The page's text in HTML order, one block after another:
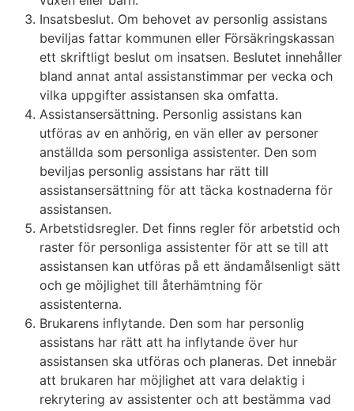
Insatsbeslut. Om behovet av personlig assistans
beviljas fattar kommunen eller Försäkringskassan
ett skriftligt beslut om insatsen. Beslutet innehåller
bland annat antal assistanstimmar per vecka och
vilka uppgifter assistansen ska omfatta.
Assistansersättning. Personlig assistans kan
utföras av en anhörig, en vän eller av personer
anställda som personliga assistenter. Den som
beviljas personlig assistans har rätt till
assistansersättning för att täcka kostnaderna för
assistansen.
Arbetstidsregler. Det finns regler för arbetstid och
raster för personliga assistenter för att se till att
assistansen kan utföras på ett ändamålsenligt sätt
och ge möjlighet till återhämtning för
assistenterna.
Brukarens inflytande. Den som har personlig
assistans har rätt att ha inflytande över hur
assistansen ska utföras och planeras. Det innebär
att brukaren har möjlighet att vara delaktig i
rekrytering av assistenter och att bestämma vad